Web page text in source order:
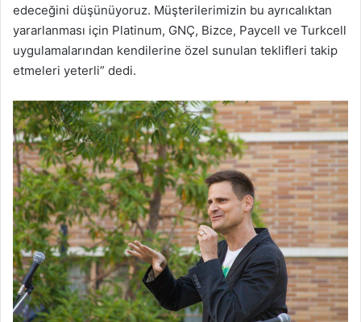
edeceğini düşünüyoruz. Müşterilerimizin bu ayrıcalıktan
yararlanması için Platinum, GNÇ, Bizce, Paycell ve Turkcell
uygulamalarından kendilerine özel sunulan teklifleri takip
etmeleri yeterli” dedi.